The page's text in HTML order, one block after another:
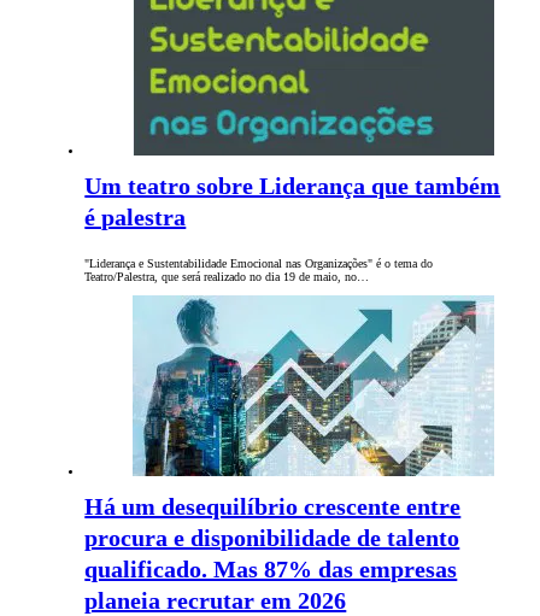
Um teatro sobre Liderança que também
é palestra
"Liderança e Sustentabilidade Emocional nas Organizações" é o tema do
Teatro/Palestra, que será realizado no dia 19 de maio, no…
Há um desequilíbrio crescente entre
procura e disponibilidade de talento
qualificado. Mas 87% das empresas
planeia recrutar em 2026